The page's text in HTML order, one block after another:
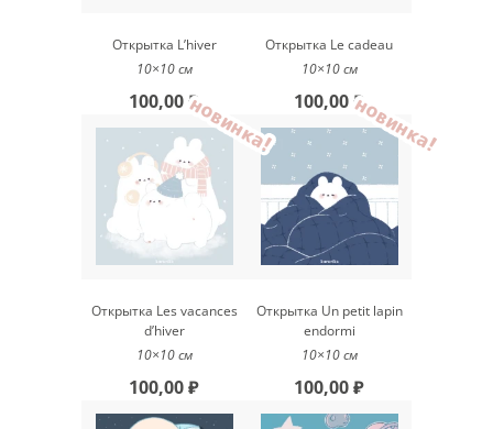
Открытка L’hiver
10×10 см
100,00 ₽
Открытка Le cadeau
10×10 см
100,00 ₽
Открытка Les vacances
d’hiver
10×10 см
100,00 ₽
новинка!
Открытка Un petit lapin
endormi
10×10 см
100,00 ₽
новинка!